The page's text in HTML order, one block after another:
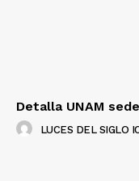
Detalla UNAM
LUCES DEL SIGLO